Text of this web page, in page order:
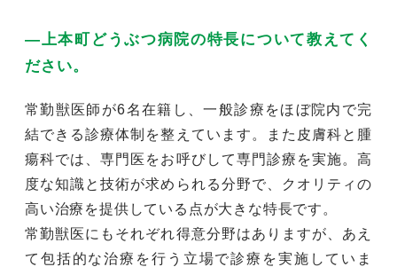
―上本町どうぶつ病院の特長について教えてく
ださい。
常勤獣医師が6名在籍し、一般診療をほぼ院内で完
結できる診療体制を整えています。また皮膚科と腫
瘍科では、専門医をお呼びして専門診療を実施。高
度な知識と技術が求められる分野で、クオリティの
高い治療を提供している点が大きな特長です。
常勤獣医にもそれぞれ得意分野はありますが、あえ
て包括的な治療を行う立場で診療を実施していま